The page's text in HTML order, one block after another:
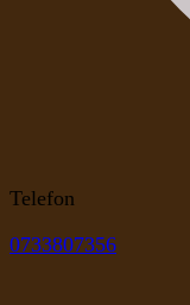
Telefon
0733807356